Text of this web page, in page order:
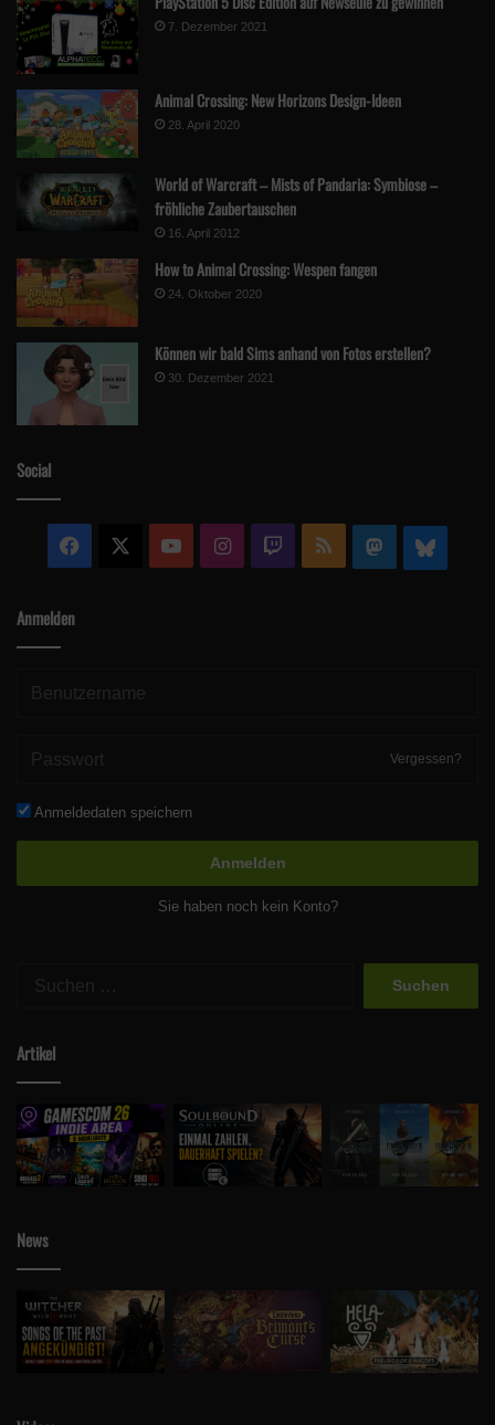
7. Dezember 2021
Animal Crossing: New Horizons Design-Ideen
28. April 2020
World of Warcraft – Mists of Pandaria: Symbiose –
fröhliche Zaubertauschen
16. April 2012
How to Animal Crossing: Wespen fangen
24. Oktober 2020
Können wir bald Sims anhand von Fotos erstellen?
30. Dezember 2021
Social
Facebook YouTubeInstagram
Twitch RSS Mastodon
Anmelden
Vergessen?
Anmeldedaten speichern
Anmelden
Sie haben noch kein Konto?
Artikel
News